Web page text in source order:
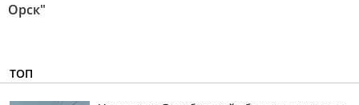
Орск"
ТОП